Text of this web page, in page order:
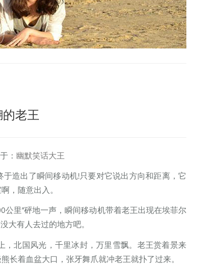
老王
： 幽默笑话大王
造出了瞬间移动机!只要对它说出方向和距离，它
，随意出入。
公里”砰地一声，瞬间移动机带着老王出现在埃菲尔
大有人去过的地方吧。
，北国风光，千里冰封，万里雪飘。老王赏着景来
长着血盆大口，张牙舞爪就冲老王就扑了过来。